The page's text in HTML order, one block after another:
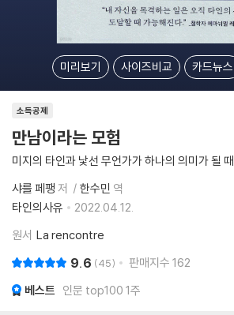
미리보기 사이즈비교 카드뉴스
소득공제
만남이라는 모험
미지의 타인과 낯선 무언가가 하나의 의미가 될 때
샤를 페팽 저 한수민 역
타인의사유
2022.04.12.
원서 La rencontre
9.6 45 판매지수 162
베스트 인문 top100 1주